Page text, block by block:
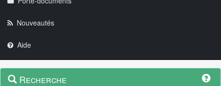
Nouveautés
Aide
Navigation
Menu
contextuel
Recherche